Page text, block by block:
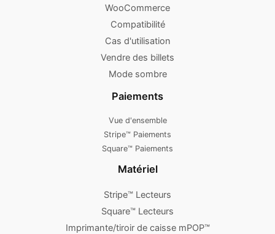
WooCommerce
Compatibilité
Cas d'utilisation
Vendre des billets
Mode sombre
Paiements
Vue d'ensemble
Stripe™ Paiements
Square™ Paiements
Matériel
Stripe™ Lecteurs
Square™ Lecteurs
Imprimante/tiroir de caisse mPOP™